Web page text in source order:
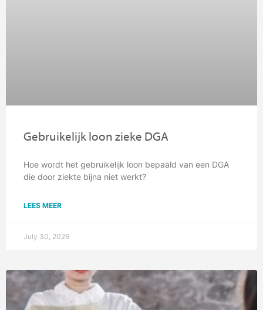
Gebruikelijk loon zieke DGA
Hoe wordt het gebruikelijk loon bepaald van een DGA
die door ziekte bijna niet werkt?
LEES MEER
July 30, 2026